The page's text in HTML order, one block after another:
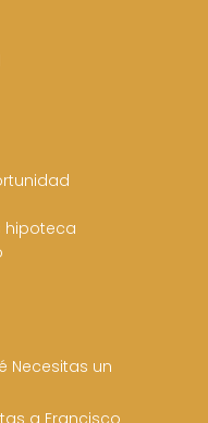
hipoteca
Necesitas un
a Francisco